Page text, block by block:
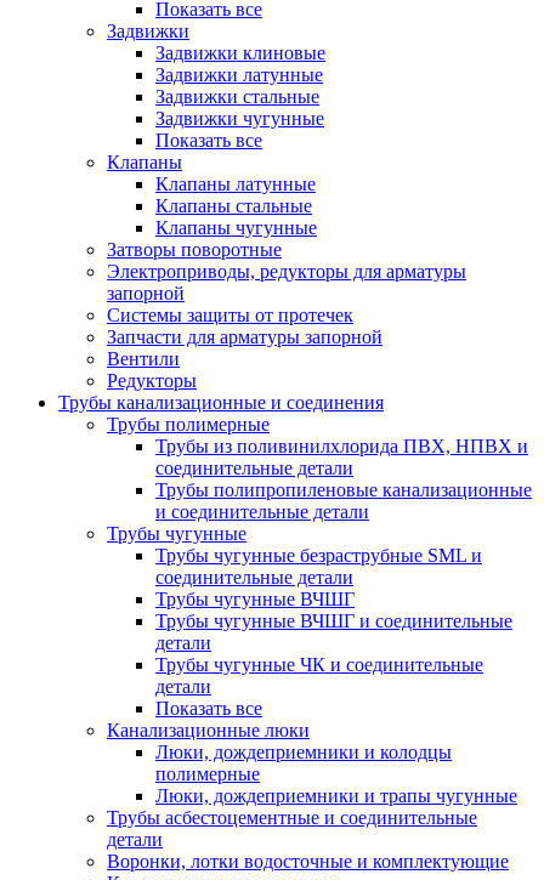
Показать все
Задвижки
Задвижки клиновые
Задвижки латунные
Задвижки стальные
Задвижки чугунные
Показать все
Клапаны
Клапаны латунные
Клапаны стальные
Клапаны чугунные
Затворы поворотные
Электроприводы, редукторы для арматуры
запорной
Системы защиты от протечек
Запчасти для арматуры запорной
Вентили
Редукторы
Трубы канализационные и соединения
Трубы полимерные
Трубы из поливинилхлорида ПВХ, НПВХ и
соединительные детали
Трубы полипропиленовые канализационные
и соединительные детали
Трубы чугунные
Трубы чугунные безраструбные SML и
соединительные детали
Трубы чугунные ВЧШГ
Трубы чугунные ВЧШГ и соединительные
детали
Трубы чугунные ЧК и соединительные
детали
Показать все
Канализационные люки
Люки, дождеприемники и колодцы
полимерные
Люки, дождеприемники и трапы чугунные
Трубы асбестоцементные и соединительные
детали
Воронки, лотки водосточные и комплектующие